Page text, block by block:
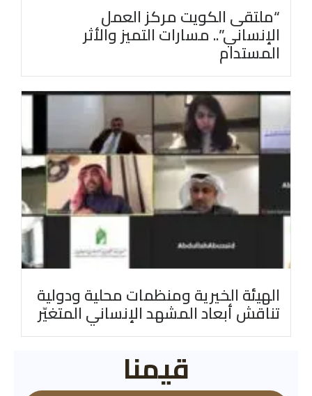
“ملتقى الكويت مركز العمل
الإنساني”.. مسارات التميز والأثر
المستدام
الهيئة الخيرية ومنظمات محلية ودولية
تناقش أبعاد المشهد الإنساني المتغيّر
قيمنا